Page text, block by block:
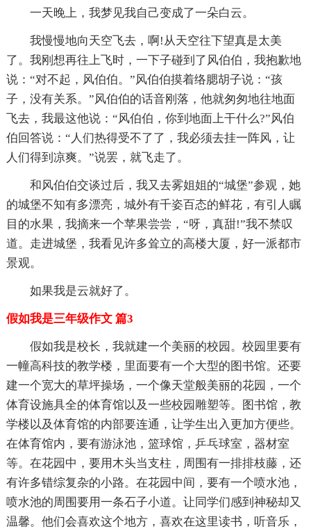
一天晚上，我梦见我自己变成了一朵白云。
我慢慢地向天空飞去，啊!从天空往下望真是太美
了。我刚想再往上飞时，一下子碰到了风伯伯，我抱歉地
说：“对不起，风伯伯。”风伯伯摸着络腮胡子说：“孩
子，没有关系。”风伯伯的话音刚落，他就匆匆地往地面
飞去，我最这他说：“风伯伯，你到地面上干什么?”风伯
伯回答说：“人们热得受不了了，我必须去挂一阵风，让
人们得到凉爽。”说罢，就飞走了。
和风伯伯交谈过后，我又去雾姐姐的“城堡”参观，她
的城堡不知有多漂亮，城外有千姿百态的鲜花，有引人瞩
目的水果，我摘来一个苹果尝尝，“呀，真甜!”我不禁叹
道。走进城堡，我看见许多耸立的高楼大厦，好一派都市
景观。
如果我是云就好了。
假如我是三年级作文 篇3
假如我是校长，我就建一个美丽的校园。校园里要有
一幢高科技的教学楼，里面要有一个大型的图书馆。还要
建一个宽大的草坪操场，一个像天堂般美丽的花园，一个
体育设施具全的体育馆以及一些校园雕塑等。图书馆，教
学楼以及体育馆的内部要连通，让学生出入更加方便些。
在体育馆内，要有游泳池，篮球馆，乒乓球室，器材室
等。在花园中，要用木头当支柱，周围有一排排枝藤，还
有许多错综复杂的小路。在花园中间，要有一个喷水池，
喷水池的周围要用一条石子小道。让同学们感到神秘却又
温馨。他们会喜欢这个地方，喜欢在这里读书，听音乐，